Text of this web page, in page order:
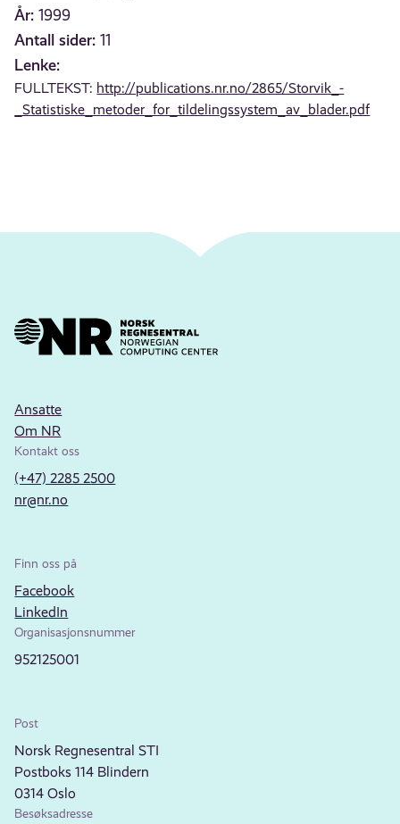
År: 1999
Antall sider: 11
Lenke:
FULLTEKST: http://publications.nr.no/2865/Storvik_-
_Statistiske_metoder_for_tildelingssystem_av_blader.pdf
Ansatte
Om NR
Kontakt oss
(+47) 2285 2500
nr@nr.no
Finn oss på
Facebook
LinkedIn
Organisasjonsnummer
952125001
Post
Norsk Regnesentral STI
Postboks 114 Blindern
0314 Oslo
Besøksadresse